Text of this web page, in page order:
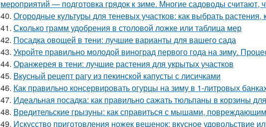
мероприятий — подготовка грядок к зиме. Многие садоводы считают,
40. Огородные культуры для теневых участков: как выбрать
41. Сколько грамм удобрения в столовой ложке или таблица мер
42. Посадка овощей в тени: лучшие варианты для вашего сада
43. Укройте правильно молодой виноград первого года на зиму.
44. Оранжерея в тени: лучшие растения для укрытых участков
45. Вкусный рецепт рагу из пекинской капусты с лисичками
46. Как правильно консервировать огурцы на зиму в 1-литровых
47. Идеальная посадка: как правильно сажать тюльпаны в корзины
48. Вредительские грызуны: как справиться с мышами,
49. Искусство приготовления ножек вешенок: вкусное удовольствие